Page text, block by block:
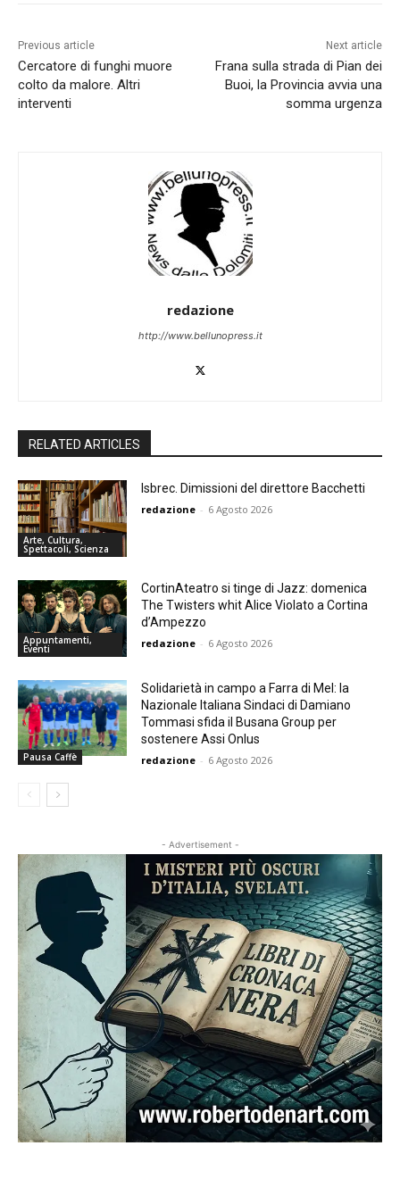
Previous article
Cercatore di funghi muore
colto da malore. Altri
interventi
Next article
Frana sulla strada di Pian dei
Buoi, la Provincia avvia una
somma urgenza
redazione
http://www.bellunopress.it
RELATED ARTICLES
Arte, Cultura,
Spettacoli, Scienza
Isbrec. Dimissioni del direttore Bacchetti
redazione - 6 Agosto 2026
Appuntamenti,
Eventi
CortinAteatro si tinge di Jazz: domenica
The Twisters whit Alice Violato a Cortina
d’Ampezzo
redazione - 6 Agosto 2026
Pausa Caffè
Solidarietà in campo a Farra di Mel: la
Nazionale Italiana Sindaci di Damiano
Tommasi sfida il Busana Group per
sostenere Assi Onlus
redazione - 6 Agosto 2026
- Advertisement -